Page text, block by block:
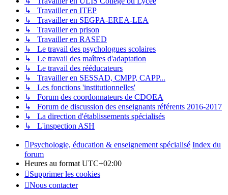
↳ Travailler en ITEP
↳ Travailler en SEGPA-EREA-LEA
↳ Travailler en prison
↳ Travailler en RASED
↳ Le travail des psychologues scolaires
↳ Le travail des maîtres d'adaptation
↳ Le travail des rééducateurs
↳ Travailler en SESSAD, CMPP, CAPP...
↳ Les fonctions 'institutionnelles'
↳ Forum des coordonnateurs de CDOEA
↳ Forum de discussion des enseignants référents 2016-2017
↳ La direction d'établissements spécialisés
↳ L'inspection ASH
Psychologie, éducation & enseignement spécialisé Index du
forum
Heures au format UTC+02:00
Supprimer les cookies
Nous contacter